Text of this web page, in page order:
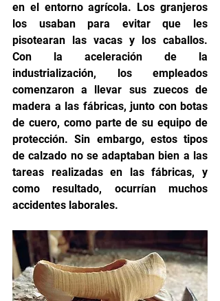
en el entorno agrícola. Los granjeros
los usaban para evitar que les
pisotearan las vacas y los caballos.
Con la aceleración de la
industrialización, los empleados
comenzaron a llevar sus zuecos de
madera a las fábricas, junto con botas
de cuero, como parte de su equipo de
protección. Sin embargo, estos tipos
de calzado no se adaptaban bien a las
tareas realizadas en las fábricas, y
como resultado, ocurrían muchos
accidentes laborales.